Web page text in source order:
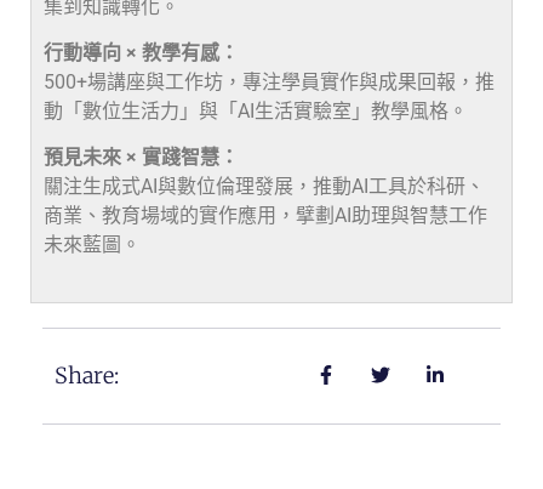
集到知識轉化。
行動導向 × 教學有感：
500+場講座與工作坊，專注學員實作與成果回報，推
動「數位生活力」與「AI生活實驗室」教學風格。
預見未來 × 實踐智慧：
關注生成式AI與數位倫理發展，推動AI工具於科研、
商業、教育場域的實作應用，擘劃AI助理與智慧工作
未來藍圖。
Share: